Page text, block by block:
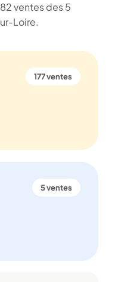
ventes des 5
Loire.
177 ventes
5 ventes